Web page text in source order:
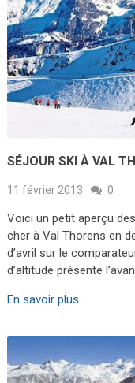
SÉJOUR SKI À VAL
11 février 2013 0
Voici un petit aperçu
cher à Val Thorens en
d’avril sur le
d’altitude présente
En savoir plus...